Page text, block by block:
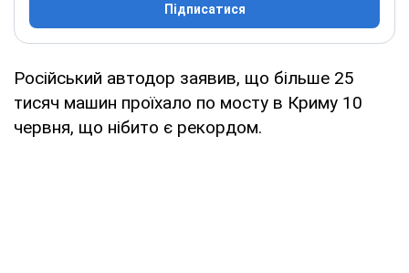
Підписатися
Російський автодор заявив, що більше 25
тисяч машин проїхало по мосту в Криму 10
червня, що нібито є рекордом.